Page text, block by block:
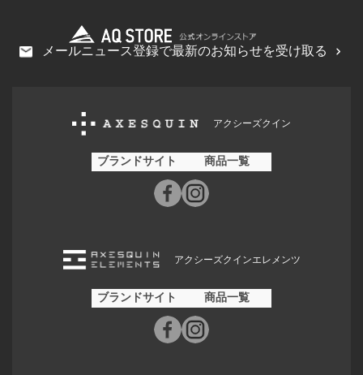
メールニュース登録で最新のお知らせを受け取る
アクシーズクイン
ブランドサイト 商品一覧
アクシーズクインエレメンツ
ブランドサイト 商品一覧